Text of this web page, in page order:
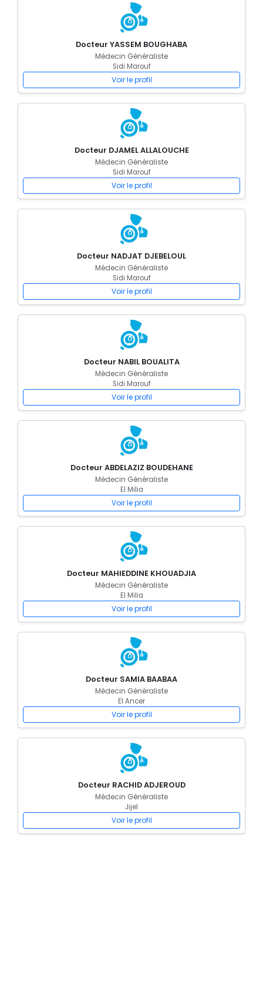
Docteur YASSEM BOUGHABA
Médecin Généraliste
Sidi Marouf
Voir le profil
Docteur DJAMEL ALLALOUCHE
Médecin Généraliste
Sidi Marouf
Voir le profil
Docteur NADJAT DJEBELOUL
Médecin Généraliste
Sidi Marouf
Voir le profil
Docteur NABIL BOUALITA
Médecin Généraliste
Sidi Marouf
Voir le profil
Docteur ABDELAZIZ BOUDEHANE
Médecin Généraliste
El Milia
Voir le profil
Docteur MAHIEDDINE KHOUADJIA
Médecin Généraliste
El Milia
Voir le profil
Docteur SAMIA BAABAA
Médecin Généraliste
El Ancer
Voir le profil
Docteur RACHID ADJEROUD
Médecin Généraliste
Jijel
Voir le profil